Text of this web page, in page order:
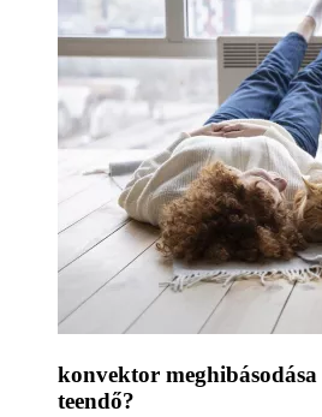
konvektor
teendő?